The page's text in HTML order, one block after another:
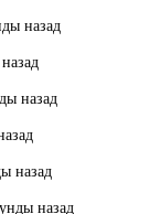
назад
назад
назад
назад